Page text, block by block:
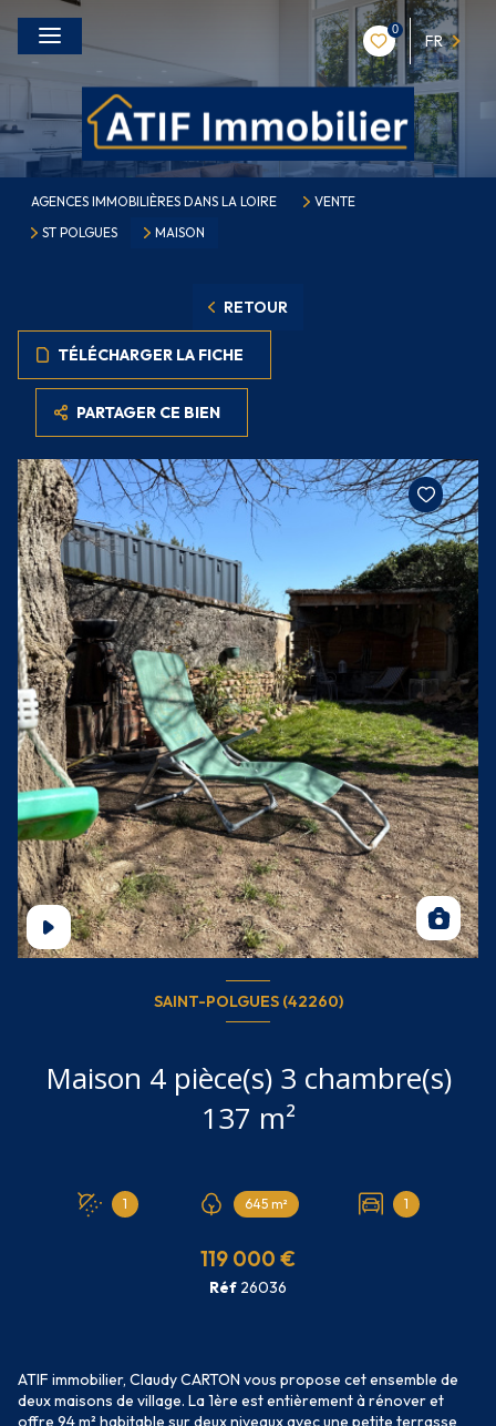
0
FR
AGENCES IMMOBILIÈRES DANS LA LOIRE
VENTE
ST POLGUES
MAISON
RETOUR
TÉLÉCHARGER LA FICHE
PARTAGER CE BIEN
SAINT-POLGUES (42260)
Maison 4 pièce(s) 3 chambre(s)
137 m²
1 645 m² 1
119 000 €
Réf 26036
ATIF immobilier, Claudy CARTON vous propose cet ensemble de
deux maisons de village. La 1ère est entièrement à rénover et
offre 94 m² habitable sur deux niveaux avec une petite terrasse